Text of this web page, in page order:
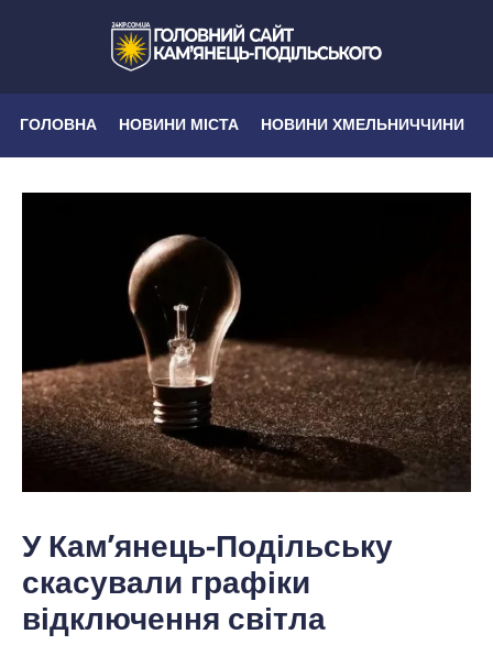
ГОЛОВНА НОВИНИ МІСТА НОВИНИ ХМЕЛЬНИЧЧИНИ
У Кам’янець-Подільську
скасували графіки
відключення світла